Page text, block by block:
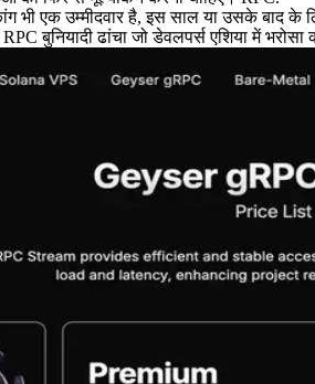
भी एक उम्मीदवार है, इस साल या उसके बाद के
बुनियादी ढांचा जो डेवलपर्स एशिया में